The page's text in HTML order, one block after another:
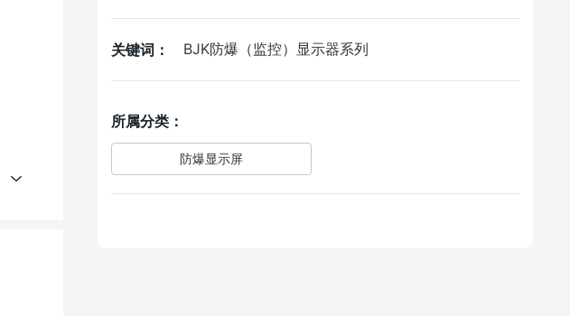
关键词： BJK防爆（监控）显示器系列
所属分类：
防爆显示屏